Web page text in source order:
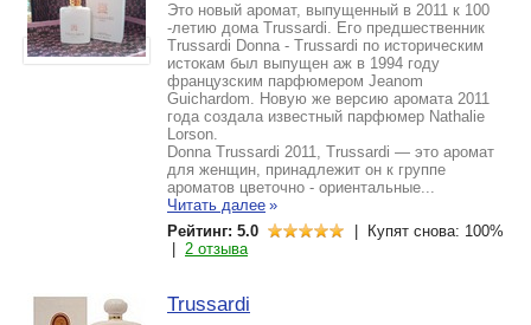
Это новый аромат, выпущенный в 2011 к 100
-летию дома Trussardi. Его предшественник
Trussardi Donna - Trussardi по историческим
истокам был выпущен аж в 1994 году
французским парфюмером Jeanom
Guichardom. Новую же версию аромата 2011
года создала известный парфюмер Nathalie
Lorson.
Donna Trussardi 2011, Trussardi — это аромат
для женщин, принадлежит он к группе
ароматов цветочно - ориентальные...
Читать далее »
Рейтинг: 5.0
| Купят снова: 100%
2 отзыва
Trussardi